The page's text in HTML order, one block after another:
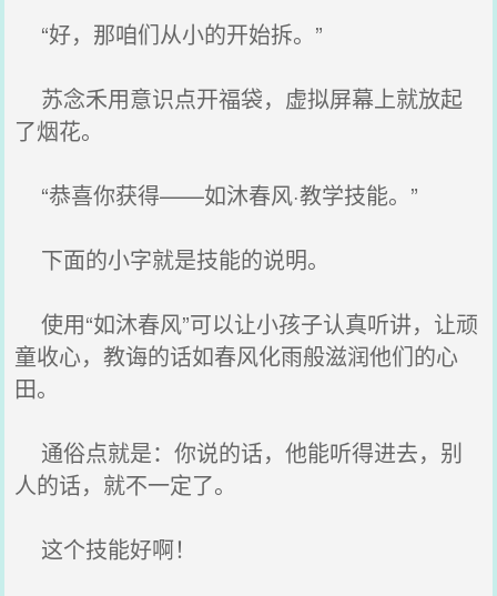
“好，那咱们从小的开始拆。”
苏念禾用意识点开福袋，虚拟屏幕上就放起
了烟花。
“恭喜你获得——如沐春风·教学技能。”
下面的小字就是技能的说明。
使用“如沐春风”可以让小孩子认真听讲，让顽
童收心，教诲的话如春风化雨般滋润他们的心
田。
通俗点就是：你说的话，他能听得进去，别
人的话，就不一定了。
这个技能好啊！